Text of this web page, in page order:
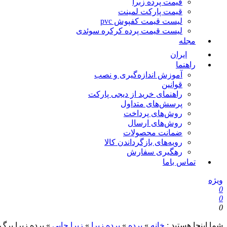
قیمت پرده زبرا
قیمت پارکت لمینت
لیست قیمت کفپوش pvc
لیست قیمت پرده کرکره سوئدی
مجله
ایران
راهنما
آموزش اندازه‌گیری و نصب
قوانین
راهنمای خرید از دیجی پارکت
پرسش‌های متداول
روش‌های پرداخت
روش‌های ارسال
ضمانت محصولات
رویه‌های بازگرداندن کالا
رهگیری سفارش
تماس باما
ویژه
0
0
0
شما اینجا هستید : خانه » پرده » پرده زبرا » زبرا چاپی » پرده زبرا